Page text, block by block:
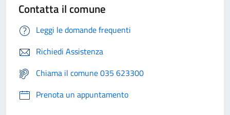
Contatta il comune
Leggi le domande frequenti
Richiedi Assistenza
Chiama il comune 035 623300
Prenota un appuntamento